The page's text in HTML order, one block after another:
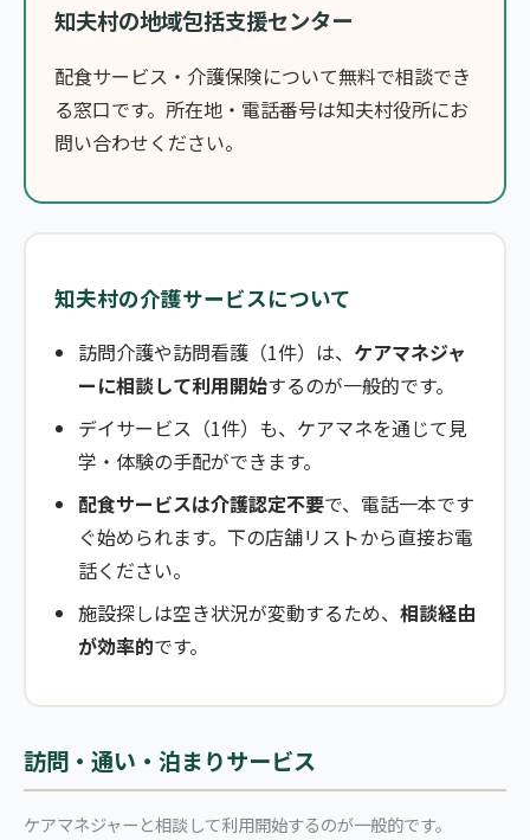
知夫村の地域包括支援センター
配食サービス・介護保険について無料で相談でき
る窓口です。所在地・電話番号は知夫村役所にお
問い合わせください。
知夫村の介護サービスについて
訪問介護や訪問看護（1件）は、 ケアマネジャ
ーに相談して利用開始するのが一般的です。
デイサービス（1件）も、ケアマネを通じて見
学・体験の手配ができます。
配食サービスは介護認定不要で、電話一本です
ぐ始められます。下の店舗リストから直接お電
話ください。
施設探しは空き状況が変動するため、 相談経由
が効率的です。
訪問・通い・泊まりサービス
ケアマネジャーと相談して利用開始するのが一般的です。